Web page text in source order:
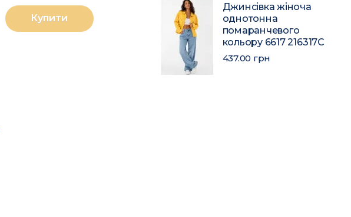
Купити
Джинсівка жіноча
однотонна
помаранчевого
кольору 6617 216317C
437.00 грн